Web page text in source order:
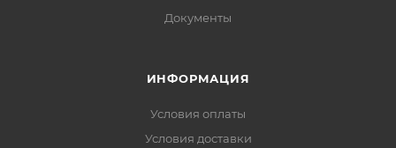
Документы
ИНФОРМАЦИЯ
Условия оплаты
Условия доставки